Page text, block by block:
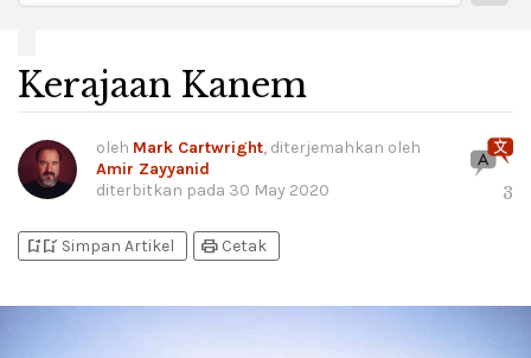
Kerajaan Kanem
oleh Mark Cartwright, diterjemahkan oleh
Amir Zayyanid
diterbitkan pada 30 May 2020 3
bookmark_addbookmark_added Simpan Artikel print Cetak